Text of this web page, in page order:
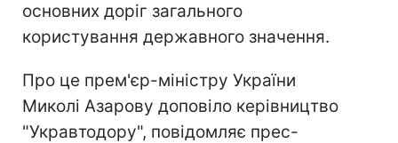
основних доріг загального
користування державного значення.
Про це прем'єр-міністру України
Миколі Азарову доповіло керівництво
"Укравтодору", повідомляє прес-